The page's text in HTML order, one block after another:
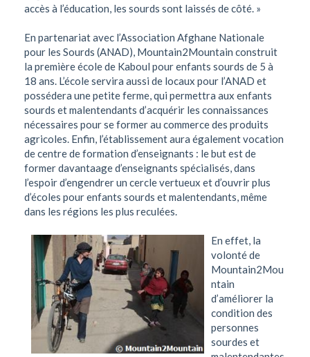
accès à l’éducation, les sourds sont laissés de côté. »
En partenariat avec l’Association Afghane Nationale
pour les Sourds (ANAD), Mountain2Mountain construit
la première école de Kaboul pour enfants sourds de 5 à
18 ans. L’école servira aussi de locaux pour l’ANAD et
possédera une petite ferme, qui permettra aux enfants
sourds et malentendants d’acquérir les connaissances
nécessaires pour se former au commerce des produits
agricoles. Enfin, l’établissement aura également vocation
de centre de formation d’enseignants : le but est de
former davantaage d’enseignants spécialisés, dans
l’espoir d’engendrer un cercle vertueux et d’ouvrir plus
d’écoles pour enfants sourds et malentendants, même
dans les régions les plus reculées.
En effet, la
volonté de
Mountain2Mou
ntain
d’améliorer la
condition des
personnes
sourdes et